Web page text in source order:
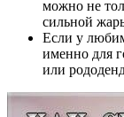
можно не
сильной
Если у
именно для
или